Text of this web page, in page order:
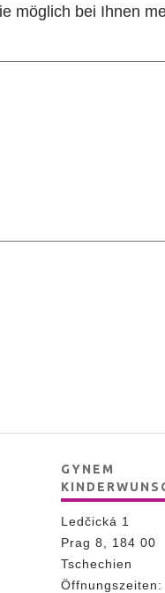
möglich bei Ihnen
GYNEM
Ledčická 1
Prag 8, 184 00
Tschechien
Öffnungszeiten: